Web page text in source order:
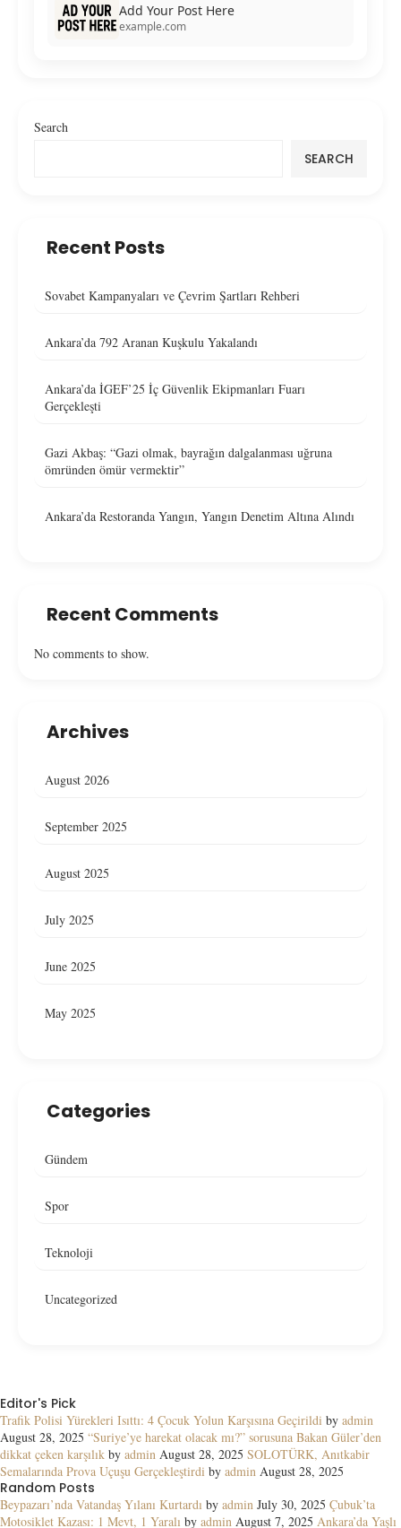
Add Your Post Here
example.com
Search
SEARCH
Recent Posts
Sovabet Kampanyaları ve Çevrim Şartları Rehberi
Ankara’da 792 Aranan Kuşkulu Yakalandı
Ankara’da İGEF’25 İç Güvenlik Ekipmanları Fuarı
Gerçekleşti
Gazi Akbaş: “Gazi olmak, bayrağın dalgalanması uğruna
ömründen ömür vermektir”
Ankara’da Restoranda Yangın, Yangın Denetim Altına Alındı
Recent Comments
No comments to show.
Archives
August 2026
September 2025
August 2025
July 2025
June 2025
May 2025
Categories
Gündem
Spor
Teknoloji
Uncategorized
Editor's Pick
Trafik Polisi Yürekleri Isıttı: 4 Çocuk Yolun Karşısına Geçirildi by admin
August 28, 2025 “Suriye’ye harekat olacak mı?” sorusuna Bakan Güler’den
dikkat çeken karşılık by admin August 28, 2025 SOLOTÜRK, Anıtkabir
Semalarında Prova Uçuşu Gerçekleştirdi by admin August 28, 2025
Random Posts
Beypazarı’nda Vatandaş Yılanı Kurtardı by admin July 30, 2025 Çubuk’ta
Motosiklet Kazası: 1 Mevt, 1 Yaralı by admin August 7, 2025 Ankara’da Yaşlı